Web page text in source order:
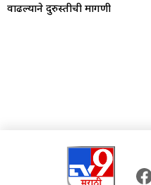
वाढल्याने दुरुस्तीची मागणी